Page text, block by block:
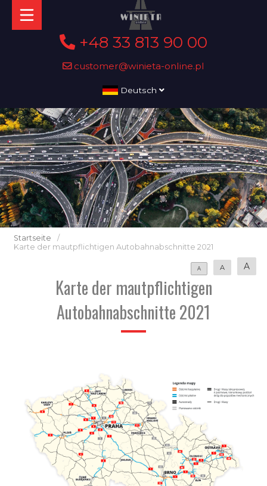
+48 33 813 90 00
customer@winieta-online.pl
Deutsch
Startseite
/
Karte der mautpflichtigen Autobahnabschnitte 2021
A A A
Karte der mautpflichtigen
Autobahnabschnitte 2021